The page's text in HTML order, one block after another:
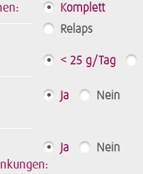
Komplett
Relaps
< 25 g/Tag
Ja Nein
Ja Nein